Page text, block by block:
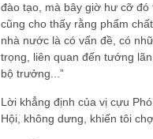
đào tạo, mà bây giờ hư cỡ
cũng cho thấy rằng phẩm
nhà nước là có vấn đề, có
trọng, liên quan đến tướng
bộ trưởng...”
Lời khẳng định của vị cựu
Hội, không dưng, khiến tôi